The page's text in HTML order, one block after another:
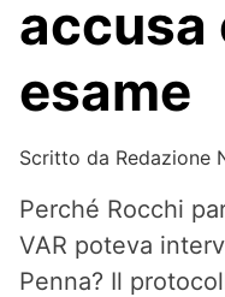
accusa
esame
Scritto da Redazione
Perché Rocchi
VAR poteva
Penna? Il